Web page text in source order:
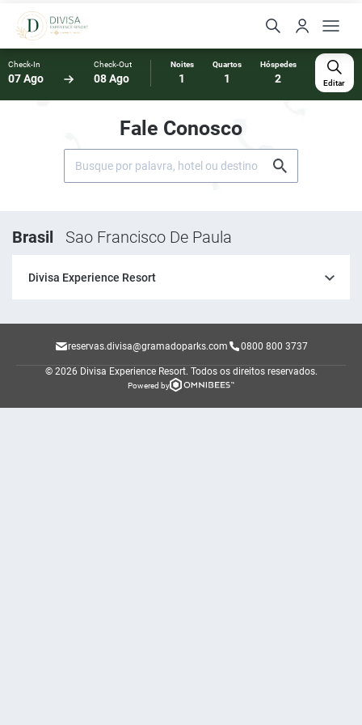
Check-In
07 Ago
Check-Out
08 Ago
Noites
1
Quartos
1
Hóspedes
2 Editar
Fale Conosco
Brasil Sao Francisco De Paula
Divisa Experience Resort
reservas.divisa@gramadoparks.com 0800 800 3737
© 2026 Divisa Experience Resort. Todos os direitos reservados.
Powered by